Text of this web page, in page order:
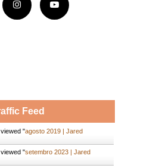
Feed
"agosto 2019 | Jared
"setembro 2023 | Jared